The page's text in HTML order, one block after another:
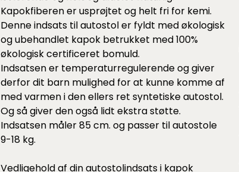
Kapokfiberen er usprøjtet og helt fri for kemi.
Denne indsats til autostol er fyldt med økologisk
og ubehandlet kapok betrukket med 100%
økologisk certificeret bomuld.
Indsatsen er temperaturregulerende og giver
derfor dit barn mulighed for at kunne komme af
med varmen i den ellers ret syntetiske autostol.
Og så giver den også lidt ekstra støtte.
Indsatsen måler 85 cm. og passer til autostole
9-18 kg.
Vedligehold af din autostolindsats i kapok